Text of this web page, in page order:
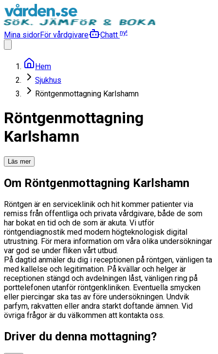
Mina sidorFör vårdgivare Chatt ny!
Hem
Sjukhus
Röntgenmottagning Karlshamn
Röntgenmottagning
Karlshamn
Läs mer
Om Röntgenmottagning Karlshamn
Röntgen är en serviceklinik och hit kommer patienter via
remiss från offentliga och privata vårdgivare, både de som
har bokat en tid och de som är akuta. Vi utför
röntgendiagnostik med modern högteknologisk digital
utrustning. För mera information om våra olika undersökningar
var god se under fliken vårt utbud.
På dagtid anmäler du dig i receptionen på röntgen, vänligen ta
med kallelse och legitimation. På kvällar och helger är
receptionen stängd och avdelningen låst, vänligen ring på
porttelefonen utanför röntgenkliniken. Eventuella smycken
eller piercingar ska tas av före undersökningen. Undvik
parfym, rakvatten eller andra starkt doftande ämnen. Vid
övriga frågor är du välkommen att kontakta oss.
Driver du denna mottagning?